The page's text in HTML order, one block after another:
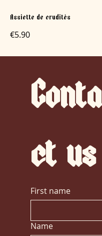
Assiette de crudités
€5.90
Conta
ct us
First name
Name